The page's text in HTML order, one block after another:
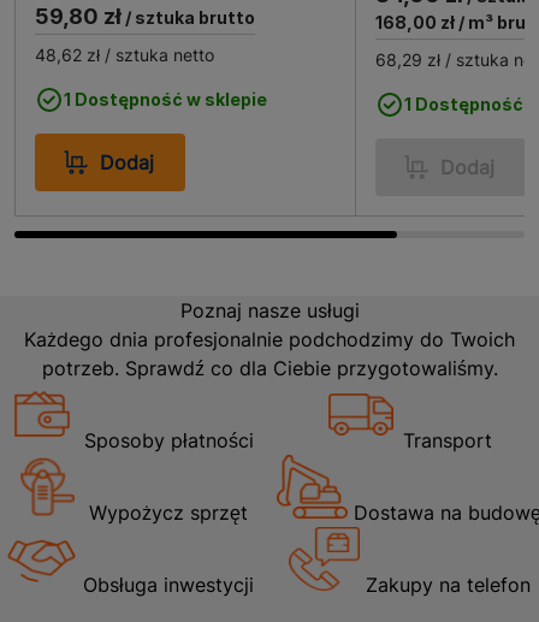
tworzenia stabilnych i estetycznych nawierzchni, takich
jak podjazdy, ścieżki ogrodowe czy tarasy. Doskonale
sprawdza się również jako materiał drenażowy,
pomagając w odprowadzaniu wody z powierzchni.
Ponadto, może być używany jako element dekoracyjny
w ogrodach, dodając im naturalnego uroku. Dzięki
swojej wszechstronności, żwir ten jest niezastąpionym
elementem w wielu projektach budowlanych i
ogrodniczych.
59,80 zł / sztuka brutto
48,62 zł / sztuka netto
1 Dostępność w sklepie
Dodaj
168,00 zł/ m³
68,29 zł/ sztuka
1 Dostępność
Dodaj
Poznaj nasze usługi
Każdego dnia profesjonalnie podchodzimy do Twoich
potrzeb. Sprawdź co dla Ciebie przygotowaliśmy.
Sposoby płatności Transport
Wypożycz sprzęt Dostawa na
Obsługa inwestycji Zakupy na telefon